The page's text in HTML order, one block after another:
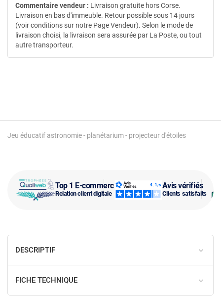
Top 1 E-commerce
Relation client digitale
Avis vérifiés
Clients satisfaits
Jeu éducatif astronomie - planétarium - projecteur d'étoiles
Commentaire vendeur : Livraison gratuite hors Corse.
Livraison en bas d'immeuble. Retour possible sous 14 jours
(voir conditions sur notre Page Vendeur). Selon le mode de
livraison choisi, la livraison sera assurée par La Poste, ou tout
autre transporteur.
DESCRIPTIF
FICHE TECHNIQUE